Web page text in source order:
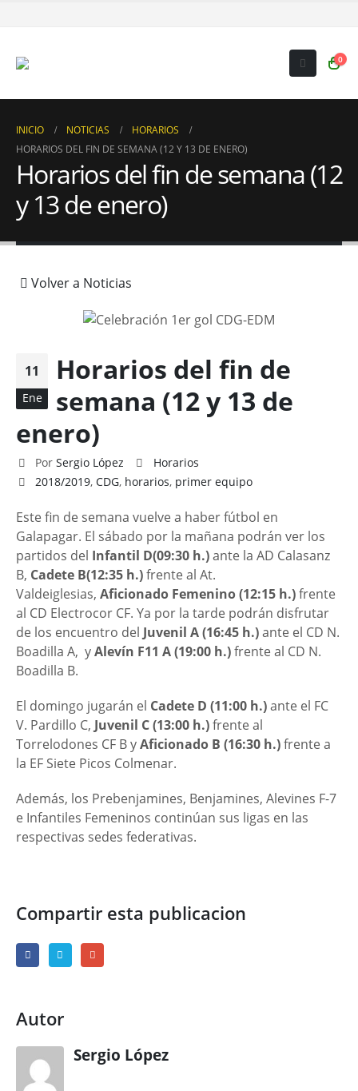
0
INICIO NOTICIAS
HORARIOS
HORARIOS DEL FIN DE SEMANA (12 Y 13 DE ENERO)
Horarios del fin de semana (12
y 13 de enero)
Volver a Noticias
11
Ene
Horarios del fin de
semana (12 y 13 de
enero)
Por Sergio López
Horarios
2018/2019,CDG, horarios, primer equipo
Este fin de semana vuelve a haber fútbol en
Galapagar. El sábado por la mañana podrán ver los
partidos del Infantil D(09:30 h.)ante la AD Calasanz
B, Cadete B(12:35 h.)frente al At.
Valdeiglesias, Aficionado Femenino (12:15 h.)frente
al CD Electrocor CF. Ya por la tarde podrán disfrutar
de los encuentro del Juvenil A (16:45 h.)ante el CD N.
Boadilla A, yAlevín F11 A (19:00 h.)frente al CD N.
Boadilla B.
El domingo jugarán el Cadete D (11:00 h.)ante el FC
V. Pardillo C, Juvenil C (13:00 h.)frente al
Torrelodones CF B yAficionado B (16:30 h.)frente a
la EF Siete Picos Colmenar.
Además, los Prebenjamines, Benjamines, Alevines F-7
e Infantiles Femeninos continúan sus ligas en las
respectivas sedes federativas.
Compartir esta publicacion
Autor
Sergio López